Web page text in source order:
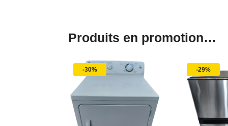
Produits en promotion…
-30% -29%